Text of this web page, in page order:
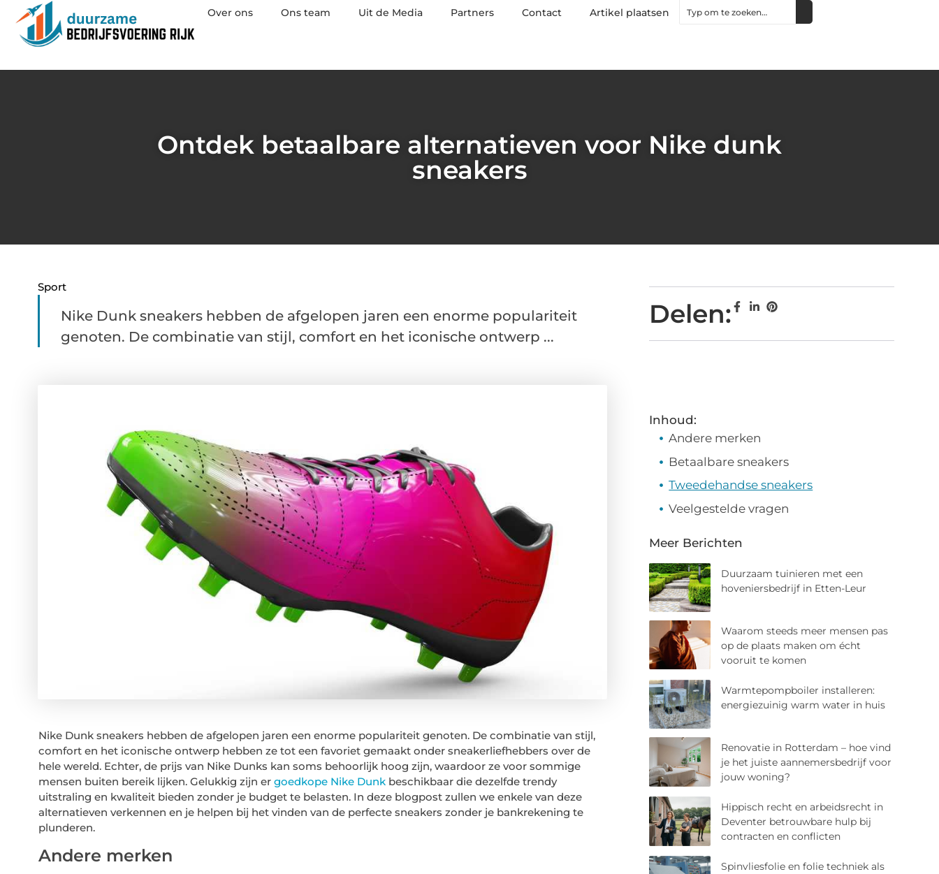
Over ons Ons team Uit de Media Partners Contact Artikel plaatsen
Ontdek betaalbare alternatieven voor Nike dunk
sneakers
Sport
Nike Dunk sneakers hebben de afgelopen jaren een enorme populariteit
genoten. De combinatie van stijl, comfort en het iconische ontwerp ...
Nike Dunk sneakers hebben de afgelopen jaren een enorme populariteit genoten. De combinatie van stijl,
comfort en het iconische ontwerp hebben ze tot een favoriet gemaakt onder sneakerliefhebbers over de
hele wereld. Echter, de prijs van Nike Dunks kan soms behoorlijk hoog zijn, waardoor ze voor sommige
mensen buiten bereik lijken. Gelukkig zijn er goedkope Nike Dunkbeschikbaar die dezelfde trendy
uitstraling en kwaliteit bieden zonder je budget te belasten. In deze blogpost zullen we enkele van deze
alternatieven verkennen en je helpen bij het vinden van de perfecte sneakers zonder je bankrekening te
plunderen.
Andere merken
Delen:
Inhoud:
Andere merken
Betaalbare sneakers
Tweedehandse sneakers
Veelgestelde vragen
Meer Berichten
Duurzaam tuinieren met een
hoveniersbedrijf in Etten-Leur
Waarom steeds meer mensen pas
op de plaats maken om écht
vooruit te komen
Warmtepompboiler installeren:
energiezuinig warm water in huis
Renovatie in Rotterdam – hoe vind
je het juiste aannemersbedrijf voor
jouw woning?
Hippisch recht en arbeidsrecht in
Deventer betrouwbare hulp bij
contracten en conflicten
Spinvliesfolie en folie techniek als